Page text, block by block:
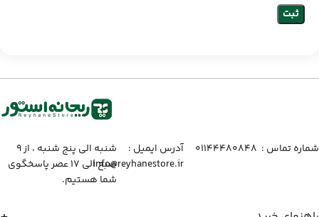
شماره تماس :‌ ۰۱۱۴۴۴۸۰۸۴۸
آدرس ایمیل :‌
info@reyhanestore.ir
شنبه الی پنج شنبه ، از ۹
صبح الی ۱۷ عصر پاسخگوی
شما هستیم.